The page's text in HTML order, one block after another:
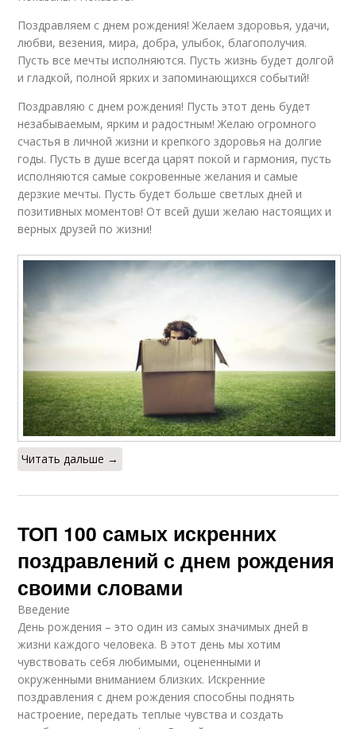
Поздравляем с днем рождения! Желаем здоровья, удачи,
любви, везения, мира, добра, улыбок, благополучия.
Пусть все мечты исполняются. Пусть жизнь будет долгой
и гладкой, полной ярких и запоминающихся событий!
Поздравляю с днем рождения! Пусть этот день будет
незабываемым, ярким и радостным! Желаю огромного
счастья в личной жизни и крепкого здоровья на долгие
годы. Пусть в душе всегда царят покой и гармония, пусть
исполняются самые сокровенные желания и самые
дерзкие мечты. Пусть будет больше светлых дней и
позитивных моментов! От всей души желаю настоящих и
верных друзей по жизни!
Читать дальше →
ТОП 100 самых искренних
поздравлений с днем рождения
своими словами
Введение
День рождения – это один из самых значимых дней в
жизни каждого человека. В этот день мы хотим
чувствовать себя любимыми, оцененными и
окруженными вниманием близких. Искренние
поздравления с днем рождения способны поднять
настроение, передать теплые чувства и создать